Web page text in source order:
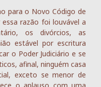
para o Novo Código de
razão foi louvável a
os divórcios, as
estável por escritura
o Poder Judiciário e se
afinal, ninguém casa
exceto se menor de